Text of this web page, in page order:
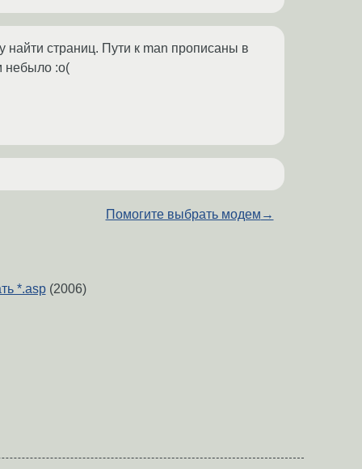
найти страниц. Пути к man прописаны в
небыло :о(
Помогите выбрать модем →
*.asp(2006)